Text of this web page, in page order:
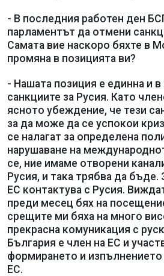
- В последния работен ден
парламентът да отмени
Самата вие наскоро бяхте в
промяна в позицията ви?
- Нашата позиция е единна и в
санкциите за Русия. Като
ясното убеждение, че тези
за да може да се успокои
се налагат за определена
нарушаване на
се, ние имаме отворени
Русия, и така трябва да
ЕС контактува с Русия.
преди месец бях на
срещите ми бяха на много
прекрасна комуникация с
България е член на ЕС и
формирането и изпълнението
ЕС.